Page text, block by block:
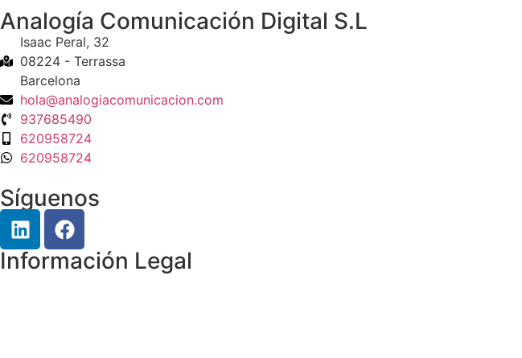
Analogía Comunicación Digital S.L
Isaac Peral, 32
08224 - Terrassa
Barcelona
hola@analogiacomunicacion.com
937685490
620958724
620958724
Síguenos
Información Legal